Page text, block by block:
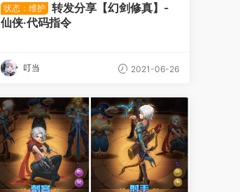
状态：维护 转发分享【幻剑修真】-
仙侠·代码指令
叮当 2021-06-26